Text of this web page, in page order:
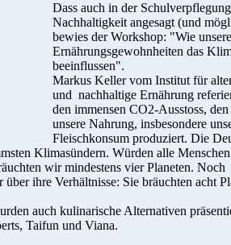
Dass auch in der Schulverpflegung
Nachhaltigkeit angesagt (und
bewies der Workshop: "Wie unsere
Ernährungsgewohnheiten das
beeinflussen".
Markus Keller vom Institut für
und nachhaltige Ernährung
den immensen CO2-Ausstoss,
unsere Nahrung, insbesondere
Fleischkonsum produziert. Die
Klimasündern. Würden alle
wir mindestens vier Planeten. Noch
ihre Verhältnisse: Sie bräuchten acht
auch kulinarische Alternativen
Taifun und Viana.